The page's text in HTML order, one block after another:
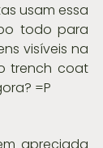
usam essa
todo para
visíveis na
trench coat
=P